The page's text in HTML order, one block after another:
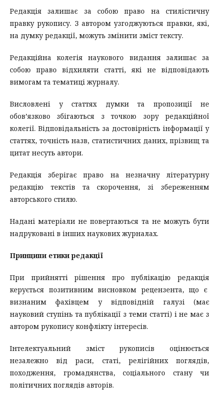
Редакція залишає за собою право на стилістичну
правку рукопису. З автором узгоджуються правки, які,
на думку редакції, можуть змінити зміст тексту.
Редакційна колегія наукового видання залишає за
собою право відхиляти статті, які не відповідають
вимогам та тематиці журналу.
Висловлені у статтях думки та пропозиції не
обов’язково збігаються з точкою зору редакційної
колегії. Відповідальність за достовірність інформації у
статтях, точність назв, статистичних даних, прізвищ та
цитат несуть автори.
Редакція зберігає право на незначну літературну
редакцію текстів та скорочення, зі збереженням
авторського стилю.
Надані матеріали не повертаються та не можуть бути
надруковані в інших наукових журналах.
Принципи етики редакції
При прийнятті рішення про публікацію редакція
керується позитивним висновком рецензента, що є
визнаним фахівцем у відповідній галузі (має
науковий ступінь та публікації з теми статті) і не має з
автором рукопису конфлікту інтересів.
Інтелектуальний зміст рукописів оцінюється
незалежно від раси, статі, релігійних поглядів,
походження, громадянства, соціального стану чи
політичних поглядів авторів.